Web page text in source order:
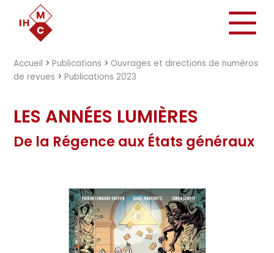
Accueil >Publications > Ouvrages et directions de numéros
de revues >Publications 2023
LES ANNÉES LUMIÈRES
De la Régence aux États généraux